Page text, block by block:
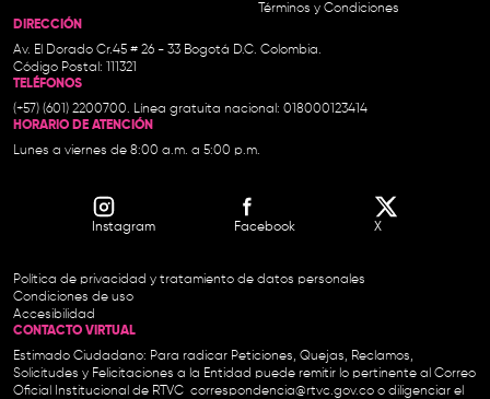
Términos y Condiciones
DIRECCIÓN
Av. El Dorado Cr.45 # 26 - 33 Bogotá D.C. Colombia.
Código Postal: 111321
TELÉFONOS
(+57) (601) 2200700. Línea gratuita nacional: 018000123414
HORARIO DE ATENCIÓN
Lunes a viernes de 8:00 a.m. a 5:00 p.m.
Instagram Facebook X
Política de privacidad y tratamiento de datos personales
Condiciones de uso
Accesibilidad
CONTACTO VIRTUAL
Estimado Ciudadano: Para radicar Peticiones, Quejas, Reclamos,
Solicitudes y Felicitaciones a la Entidad puede remitir lo pertinente al Correo
Oficial Institucional de RTVC correspondencia@rtvc.gov.co o diligenciar el